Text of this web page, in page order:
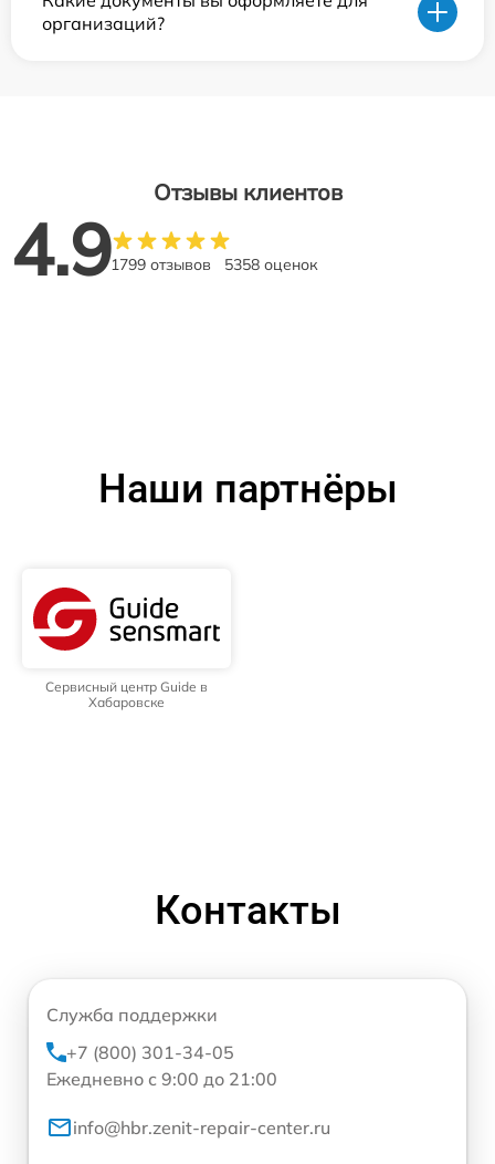
организаций?
Отзывы клиентов
4.91799 отзывов 5358 оценок
Наши партнёры
Сервисный центр Guide в
Хабаровске
Контакты
Служба поддержки
+7 (800) 301-34-05
Ежедневно с 9:00 до 21:00
info@hbr.zenit-repair-center.ru